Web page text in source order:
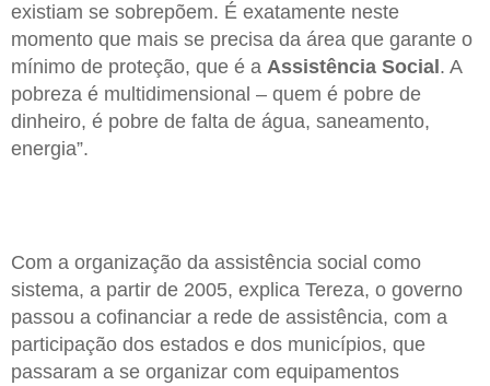
existiam se sobrepõem. É exatamente neste
momento que mais se precisa da área que garante o
mínimo de proteção, que é a Assistência Social . A
pobreza é multidimensional – quem é pobre de
dinheiro, é pobre de falta de água, saneamento,
energia”.
Com a organização da assistência social como
sistema, a partir de 2005, explica Tereza, o governo
passou a cofinanciar a rede de assistência, com a
participação dos estados e dos municípios, que
passaram a se organizar com equipamentos